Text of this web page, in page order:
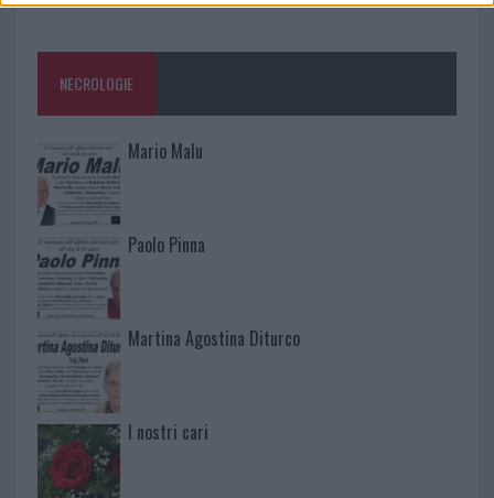
NECROLOGIE
Mario Malu
Paolo Pinna
Martina Agostina Diturco
I nostri cari